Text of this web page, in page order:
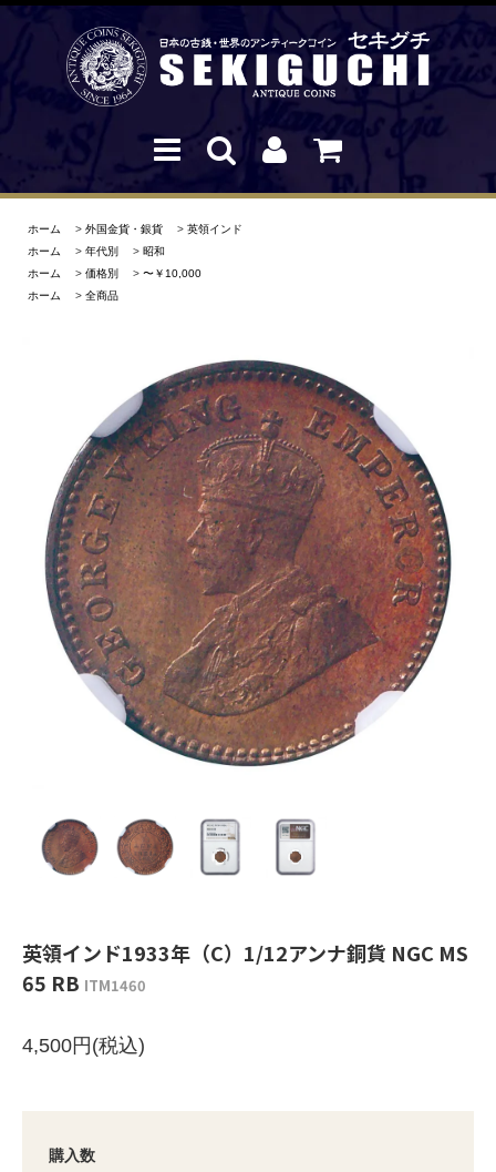
ホーム > 外国金貨・銀貨 > 英領インド
ホーム
> 年代別 > 昭和
ホーム
> 価格別 > 〜￥10,000
ホーム
> 全商品
英領インド1933年（C）1/12アンナ銅貨 NGC MS
65 RB ITM1460
4,500円(税込)
購入数